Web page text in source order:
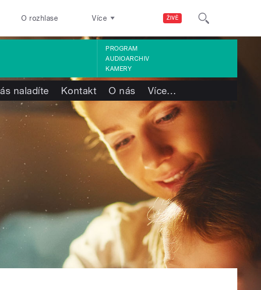
ŽIVĚ
O rozhlase Více
PROGRAM
AUDIOARCHIV
KAMERY
naladíte Kontakt O nás Více…